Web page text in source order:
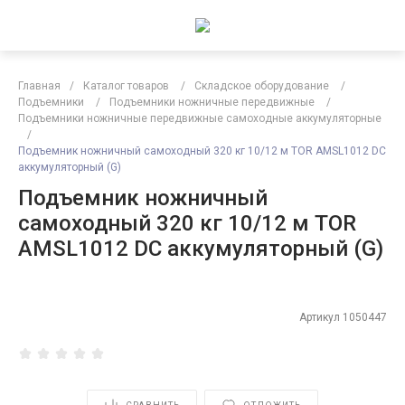
Главная / Каталог товаров / Складское оборудование
/
Подъемники
/ Подъемники ножничные передвижные
/
Подъемники ножничные передвижные самоходные аккумуляторные
/
Подъемник ножничный самоходный 320 кг 10/12 м TOR AMSL1012 DC
аккумуляторный (G)
Подъемник ножничный
самоходный 320 кг 10/12 м TOR
AMSL1012 DC аккумуляторный (G)
Артикул 1050447